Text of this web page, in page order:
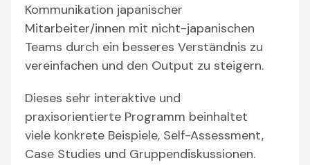
Kommunikation japanischer
Mitarbeiter/innen mit nicht-japanischen
Teams durch ein besseres Verständnis zu
vereinfachen und den Output zu steigern.
Dieses sehr interaktive und
praxisorientierte Programm beinhaltet
viele konkrete Beispiele, Self-Assessment,
Case Studies und Gruppendiskussionen.